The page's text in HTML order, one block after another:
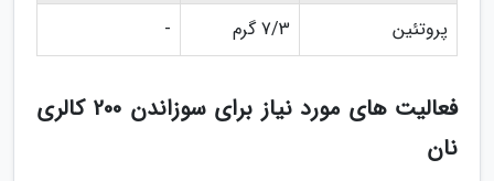
پروتئین
7/3 گرم -
فعالیت های مورد نیاز برای سوزاندن 200 کالری
نان